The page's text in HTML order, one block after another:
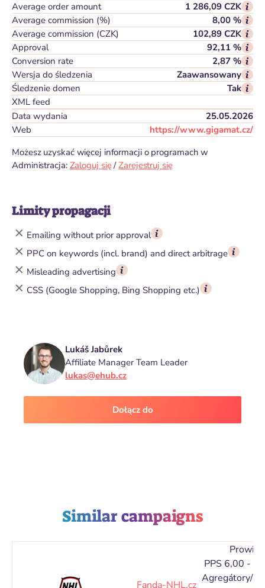
Average order amount
1 286,09 CZK
Average commission (%)
8,00 %
Average commission (CZK)
102,89 CZK
Approval
92,11 %
Conversion rate
2,87 %
Wersja do śledzenia
Zaawansowany
Śledzenie domen
Tak
XML feed
Data wydania
25.05.2026
Web
https://www.gigamat.cz/
Możesz uzyskać więcej informacji o programach w
Administracja: Zaloguj się/Zarejestruj się
Limity propagacji
Emailing without prior approval
PPC on keywords (incl. brand) and direct arbitrage
Misleading advertising
CSS (Google Shopping, Bing Shopping etc.)
Lukáš Jabůrek
Affiliate Manager Team Leader
lukas@ehub.cz
Dołącz do
Similar campaigns
Fanda-NHL.cz
Prowizja
PPS 6,00 -
Agregátory/